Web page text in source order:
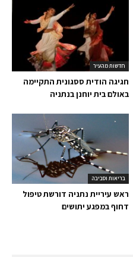
חדשות מהעיר
חגיגה הודית ססגונית התקיימה
באולם בית יוחנן בנתניה
בריאות וסביבה
ראש עיריית נתניה דורשת טיפול
דחוף במפגע יתושים